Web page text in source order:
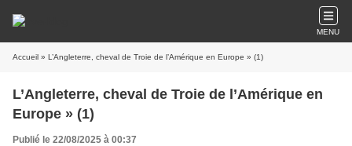
MENU
Accueil » L’Angleterre, cheval de Troie de l’Amérique en Europe » (1)
L’Angleterre, cheval de Troie de l’Amérique en
Europe » (1)
Publié le 22/08/2025 à 00:37